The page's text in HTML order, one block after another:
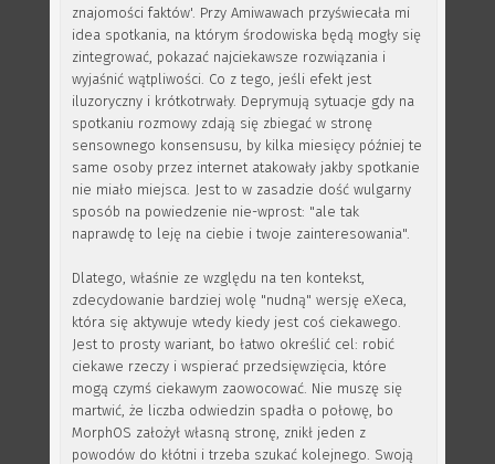
znajomości faktów'. Przy Amiwawach przyświecała mi
idea spotkania, na którym środowiska będą mogły się
zintegrować, pokazać najciekawsze rozwiązania i
wyjaśnić wątpliwości. Co z tego, jeśli efekt jest
iluzoryczny i krótkotrwały. Deprymują sytuacje gdy na
spotkaniu rozmowy zdają się zbiegać w stronę
sensownego konsensusu, by kilka miesięcy później te
same osoby przez internet atakowały jakby spotkanie
nie miało miejsca. Jest to w zasadzie dość wulgarny
sposób na powiedzenie nie-wprost: "ale tak
naprawdę to leję na ciebie i twoje zainteresowania".
Dlatego, właśnie ze względu na ten kontekst,
zdecydowanie bardziej wolę "nudną" wersję eXeca,
która się aktywuje wtedy kiedy jest coś ciekawego.
Jest to prosty wariant, bo łatwo określić cel: robić
ciekawe rzeczy i wspierać przedsięwzięcia, które
mogą czymś ciekawym zaowocować. Nie muszę się
martwić, że liczba odwiedzin spadła o połowę, bo
MorphOS założył własną stronę, znikł jeden z
powodów do kłótni i trzeba szukać kolejnego. Swoją